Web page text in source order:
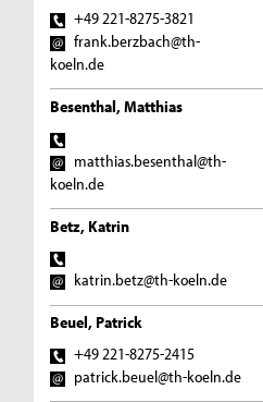
+49 221-8275-3821
frank.berzbach@th-
koeln.de
Besenthal, Matthias
matthias.besenthal@th-
koeln.de
Betz, Katrin
katrin.betz@th-koeln.de
Beuel, Patrick
+49 221-8275-2415
patrick.beuel@th-koeln.de